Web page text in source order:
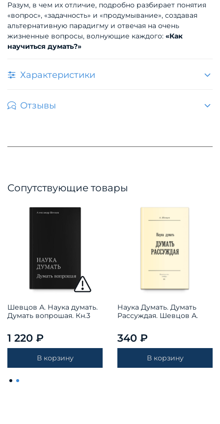
Разум, в чем их отличие, подробно разбирает понятия
«вопрос», «задачность» и «продумывание», создавая
альтернативную парадигму и отвечая на очень
жизненные вопросы, волнующие каждого: «Как
научиться думать?»
Характеристики
Отзывы
Сопутствующие товары
Шевцов А. Наука думать.
Думать вопрошая. Кн.3
1 220 ₽
В корзину
Наука Думать. Думать
Рассуждая. Шевцов А.
340 ₽
В корзину